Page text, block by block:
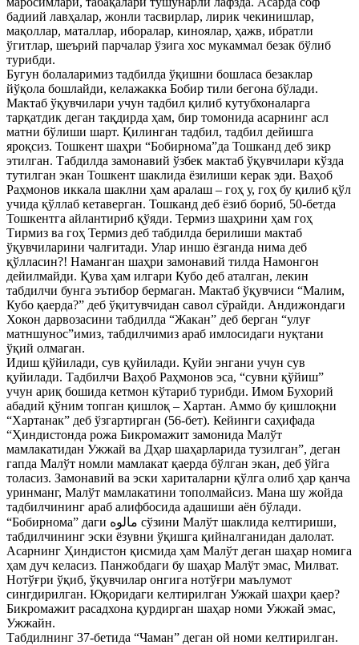
бадиий лавҳалар, жонли тасвирлар, лирик чекинишлар,
мақоллар, маталлар, иборалар, киноялар, ҳажв, ибратли
ўгитлар, шеърий парчалар ўзига хос мукаммал безак бўлиб
турибди.
Бугун болаларимиз тадбилда ўқишни бошласа безаклар
йўқола бошлайди, келажакка Бобир тили бегона бўлади.
Мактаб ўқувчилари учун тадбил қилиб кутубхоналарга
тарқатдик деган тақдирда ҳам, бир томонида асарнинг асл
матни бўлиши шарт. Қилинган тадбил, тадбил дейишга
яроқсиз. Тошкент шаҳри “Бобирнома”да Тошканд деб зикр
этилган. Табдилда замонавий ўзбек мактаб ўқувчилари кўзда
тутилган экан Тошкент шаклида ёзилиши керак эди. Ваҳоб
Раҳмонов иккала шаклни ҳам аралаш – гоҳ у, гоҳ бу қилиб қўл
учида қўллаб кетаверган. Тошканд деб ёзиб бориб, 50-бетда
Тошкентга айлантириб қўяди. Термиз шаҳрини ҳам гоҳ
Тирмиз ва гоҳ Термиз деб табдилда берилиши мактаб
ўқувчиларини чалғитади. Улар иншо ёзганда нима деб
қўлласин?! Наманган шаҳри замонавий тилда Намонгон
дейилмайди. Қува ҳам илгари Кубо деб аталган, лекин
табдилчи бунга эътибор бермаган. Мактаб ўқувчиси “Малим,
Кубо қаерда?” деб ўқитувчидан савол сўрайди. Андижондаги
Хокон дарвозасини табдилда “Жакан” деб берган “улуғ
матншунос”имиз, табдилчимиз араб имлосидаги нуқтани
ўқий олмаган.
Идиш қўйилади, сув қуйилади. Қуйи энгани учун сув
қуйилади. Тадбилчи Ваҳоб Раҳмонов эса, “сувни қўйиш”
учун ариқ бошида кетмон кўтариб турибди. Имом Бухорий
абадий қўним топган қишлоқ – Хартан. Аммо бу қишлоқни
“Хартанак” деб ўзгартирган (56-бет). Кейинги саҳифада
“Ҳиндистонда рожа Бикромажит замонида Малўт
мамлакатидан Ужжай ва Дҳар шаҳарларида тузилган”, деган
гапда Малўт номли мамлакат қаерда бўлган экан, деб ўйга
толасиз. Замонавий ва эски хариталарни қўлга олиб ҳар қанча
уринманг, Малўт мамлакатини тополмайсиз. Мана шу жойда
тадбилчининг араб алифбосида адашиши аён бўлади.
“Бобирнома” даги مالوه сўзини Малўт шаклида келтириши,
табдилчининг эски ёзувни ўқишга қийналганидан далолат.
Асарнинг Ҳиндистон қисмида ҳам Малўт деган шаҳар номига
ҳам дуч келасиз. Панжобдаги бу шаҳар Малўт эмас, Милват.
Нотўғри ўқиб, ўқувчилар онгига нотўғри маълумот
сингдирилган. Юқоридаги келтирилган Ужжай шаҳри қаер?
Бикромажит расадхона қурдирган шаҳар номи Ужжай эмас,
Ужжайн.
Табдилнинг 37-бетида “Чаман” деган ой номи келтирилган.